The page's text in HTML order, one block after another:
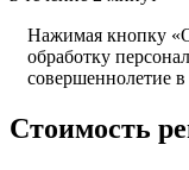
Нажимая кнопку
обработку
совершеннолетие
Стоимость